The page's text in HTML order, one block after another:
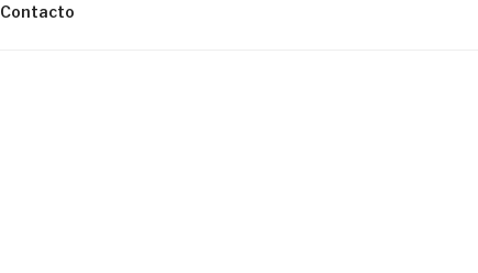
Contacto